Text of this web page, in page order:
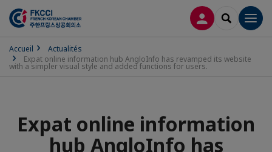
CONNEXION
Accueil
Actualités
Expat online information hub AngloInfo has revamped its website
with a simpler visual style and added functions for users.
Expat online information
hub AngloInfo has